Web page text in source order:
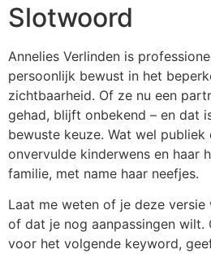
Slotwoord
Annelies Verlinden is
persoonlijk bewust in het
zichtbaarheid. Of ze nu een
gehad, blijft onbekend – en dat
bewuste keuze. Wat wel publiek
onvervulde kinderwens en haar
familie, met name haar neefjes.
Laat me weten of je deze
of dat je nog aanpassingen wilt.
voor het volgende keyword,